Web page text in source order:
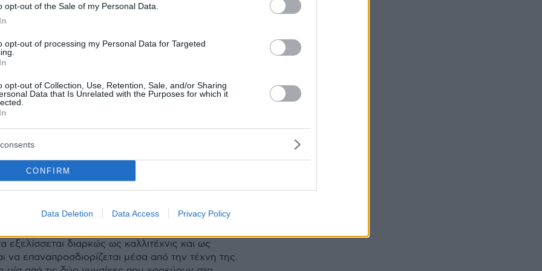
opt-out of the Sale of my Personal Data.
opt-out of processing my Personal Data for Targeted
opt-out of Collection, Use, Retention, Sale, and/or Sharing
Data that Is Unrelated with the Purposes for which it
CONFIRM
Data Deletion Data Access Privacy Policy
Ασημακοπούλου: Όλοι είμαστε
της πατριαρχίας, γυναίκες και
είναι κοινά, στους άντρες επιβάλλουν να μην
Ασημακοπούλου: Πάντα
που ερμηνεύω
εξελίσσεται διαρκώς ως καλλιτέχνις και ως
να επαναπροσδιορίζεται μέσα από την τέχνη της.
4